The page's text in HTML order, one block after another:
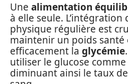
Une alimentation
à elle seule. L’intégration
physique régulière est
maintenir un poids
efficacement la glycémie
utiliser le glucose comme
diminuant ainsi le taux